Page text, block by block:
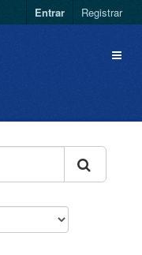
Entrar Registrar